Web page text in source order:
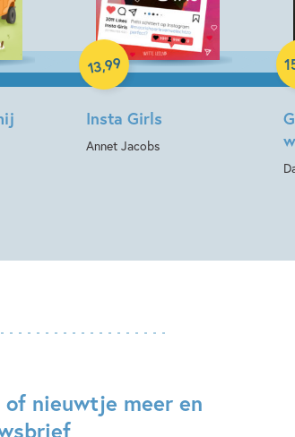
Insta Girls
Annet Jacobs
13,99
Hardcover
nieuwtje meer en